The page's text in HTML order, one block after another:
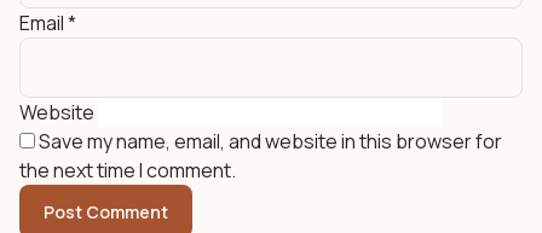
Email*
Website
Save my name, email, and website in this browser for
the next time I comment.